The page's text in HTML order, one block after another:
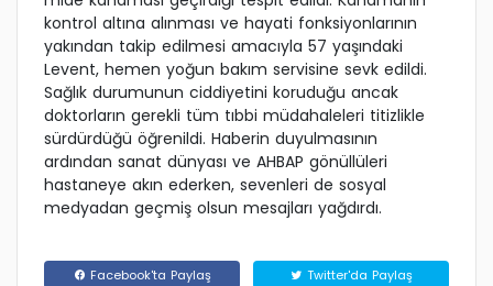
kontrol altına alınması ve hayati fonksiyonlarının
yakından takip edilmesi amacıyla 57 yaşındaki
Levent, hemen yoğun bakım servisine sevk edildi.
Sağlık durumunun ciddiyetini koruduğu ancak
doktorların gerekli tüm tıbbi müdahaleleri titizlikle
sürdürdüğü öğrenildi. Haberin duyulmasının
ardından sanat dünyası ve AHBAP gönüllüleri
hastaneye akın ederken, sevenleri de sosyal
medyadan geçmiş olsun mesajları yağdırdı.
Facebook'ta Paylaş Twitter'da Paylaş